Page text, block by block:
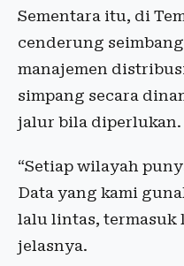
Sementara itu, di
cenderung
manajemen
simpang secara
jalur bila diperlukan.
“Setiap wilayah
Data yang kami
lalu lintas, termasuk
jelasnya.